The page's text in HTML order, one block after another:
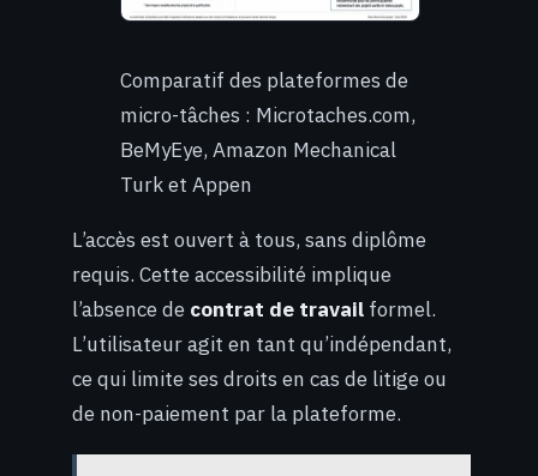
Comparatif des plateformes de
micro-tâches : Microtaches.com,
BeMyEye, Amazon Mechanical
Turk et Appen
L’accès est ouvert à tous, sans diplôme
requis. Cette accessibilité implique
l’absence de contrat de travail formel.
L’utilisateur agit en tant qu’indépendant,
ce qui limite ses droits en cas de litige ou
de non-paiement par la plateforme.